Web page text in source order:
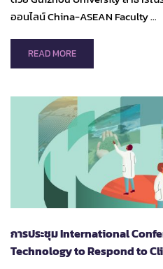
ออนไลน์ China-ASEAN Faculty …
READ
MORE
เชิญ
สนใจ
ร่วม
การ
ประชุม
ออนไลน์
ASEAN
DEVELOPMENT
TRAINING
READ MORE
การประชุม International
Technology to Respond to